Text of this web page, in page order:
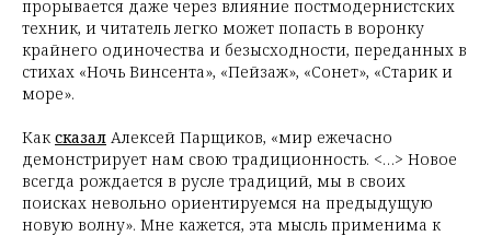
прорывается даже через влияние постмодернистских
техник, и читатель легко может попасть в воронку
крайнего одиночества и безысходности, переданных в
стихах «Ночь Винсента», «Пейзаж», «Сонет», «Старик и
море».
Как сказал Алексей Парщиков, «мир ежечасно
демонстрирует нам свою традиционность. <…> Новое
всегда рождается в русле традиций, мы в своих
поисках невольно ориентируемся на предыдущую
новую волну». Мне кажется, эта мысль применима к